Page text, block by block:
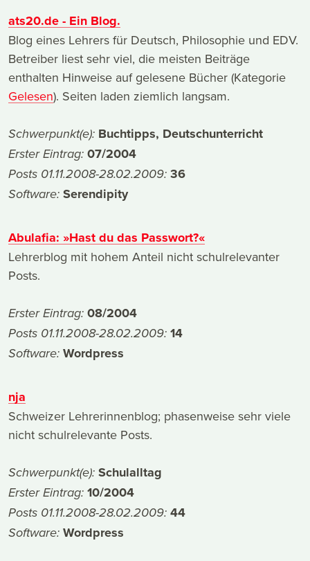
ats20.de - Ein Blog.
Blog eines Lehrers für Deutsch, Philosophie und EDV.
Betreiber liest sehr viel, die meisten Beiträge
enthalten Hinweise auf gelesene Bücher (Kategorie
Gelesen). Seiten laden ziemlich langsam.
Schwerpunkt(e): Buchtipps, Deutschunterricht
Erster Eintrag: 07/2004
Posts 01.11.2008-28.02.2009: 36
Software: Serendipity
Abulafia: »Hast du das Passwort?«
Lehrerblog mit hohem Anteil nicht schulrelevanter
Posts.
Erster Eintrag: 08/2004
Posts 01.11.2008-28.02.2009: 14
Software: Wordpress
nja
Schweizer Lehrerinnenblog; phasenweise sehr viele
nicht schulrelevante Posts.
Schwerpunkt(e): Schulalltag
Erster Eintrag: 10/2004
Posts 01.11.2008-28.02.2009: 44
Software: Wordpress